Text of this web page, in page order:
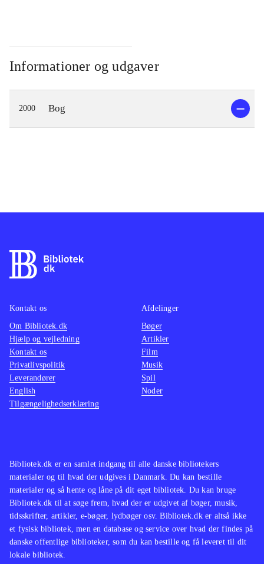
Informationer og udgaver
2000 Bog
Bibliotek.dk er en samlet indgang til alle danske bibliotekers
materialer og til hvad der udgives i Danmark. Du kan bestille
materialer og så hente og låne på dit eget bibliotek. Du kan bruge
Bibliotek.dk til at søge frem, hvad der er udgivet af bøger, musik,
tidsskrifter, artikler, e-bøger, lydbøger osv. Bibliotek.dk er altså ikke
et fysisk bibliotek, men en database og service over hvad der findes på
danske offentlige biblioteker, som du kan bestille og få leveret til dit
lokale bibliotek.
Kontakt os
Om Bibliotek.dk
Hjælp og vejledning
Kontakt os
Privatlivspolitik
Leverandører
English
Tilgængelighedserklæring
Afdelinger
Bøger
Artikler
Film
Musik
Spil
Noder